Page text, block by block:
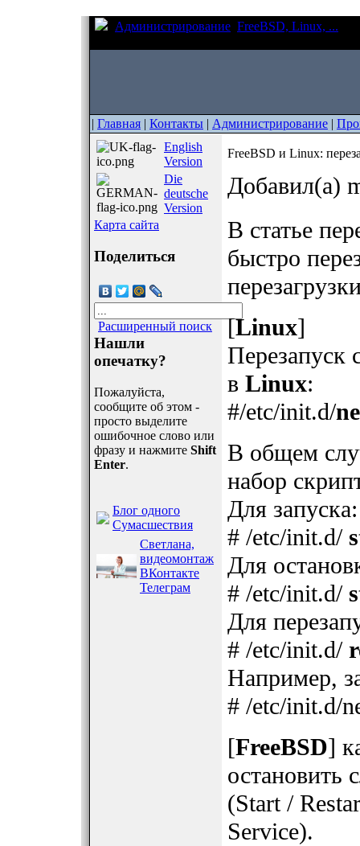
Администрирование FreeBSD, Linux, ...
| Главная | Контакты | Администрирование |
English
Version
Die
deutsche
Version
Карта сайта
Поделиться
Расширенный поиск
Нашли
опечатку?
Пожалуйста,
сообщите об этом -
просто выделите
ошибочное слово или
фразу и нажмите Shift
Enter.
Блог одного
Сумасшествия
Светлана,
видеомонтаж
ВКонтакте
Телеграм
FreeBSD и Linux:
Добавил(а)
В статье
быстро
[Linux]
Перезапуск
в Linux:
#/etc/init.d/
В общем
набор
Для запуска:
# /etc/init.d/
Для
# /etc/init.d/
Для
# /etc/init.d/
Например,
# /etc/init.d/
[FreeBSD]
остановить
(Start /
Service).